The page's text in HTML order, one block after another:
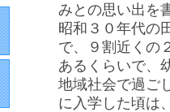
みとの思い出を
昭和３０年代の
で、９割近くの
あるくらいで、
地域社会で過ご
に入学した頃は